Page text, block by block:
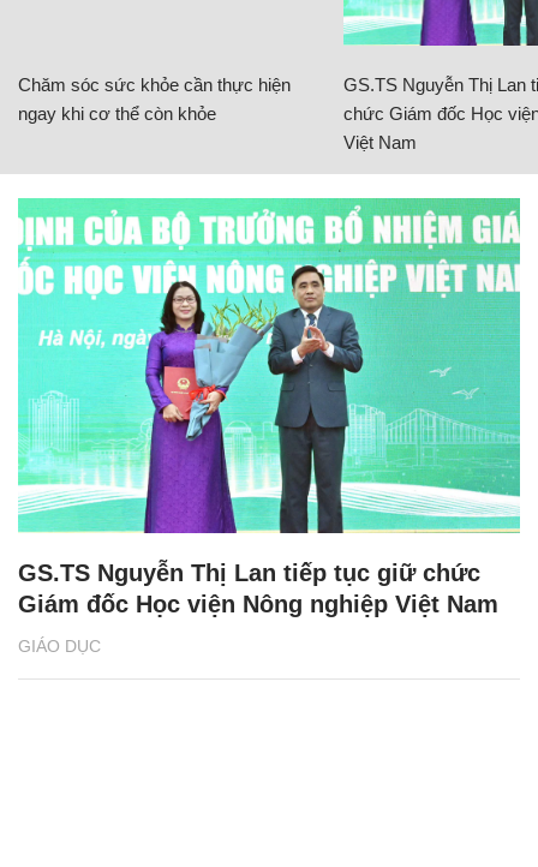
Chăm sóc sức khỏe cần thực hiện
ngay khi cơ thể còn khỏe
GS.TS Nguyễn Thị Lan
chức Giám đốc Học
Việt Nam
GIÁO DỤC
GS.TS Nguyễn Thị Lan tiếp tục giữ chức
Giám đốc Học viện Nông nghiệp Việt Nam